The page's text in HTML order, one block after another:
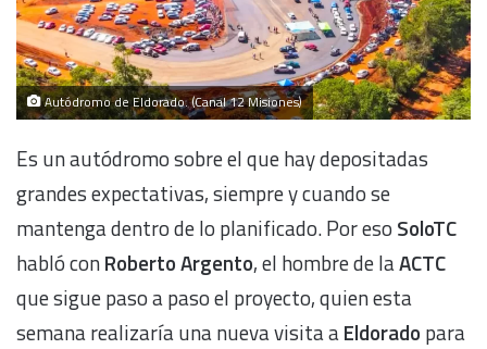
Autódromo de Eldorado. (Canal 12 Misiones)
Es un autódromo sobre el que hay depositadas
grandes expectativas, siempre y cuando se
mantenga dentro de lo planificado. Por eso SoloTC
habló conRoberto Argento, el hombre de laACTC
que sigue paso a paso el proyecto, quien esta
semana realizaría una nueva visita aEldorado para